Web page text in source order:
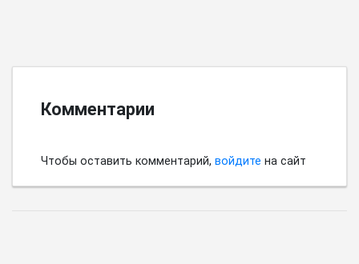
Комментарии
Чтобы оставить комментарий, войдите на сайт